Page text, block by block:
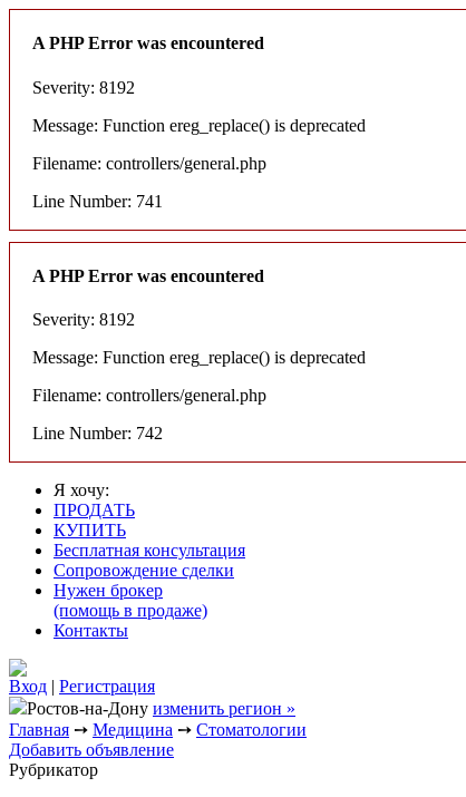
A PHP Error was encountered
Severity: 8192
Message: Function ereg_replace() is deprecated
Filename: controllers/general.php
Line Number: 741
A PHP Error was encountered
Severity: 8192
Message: Function ereg_replace() is deprecated
Filename: controllers/general.php
Line Number: 742
Я хочу:
ПРОДАТЬ
КУПИТЬ
Бесплатная консультация
Сопровождение сделки
Нужен брокер
(помощь в продаже)
Контакты
Вход | Регистрация
Ростов-на-Дону изменить регион »
Главная ➙ Медицина ➙ Стоматологии
Добавить объявление
Рубрикатор